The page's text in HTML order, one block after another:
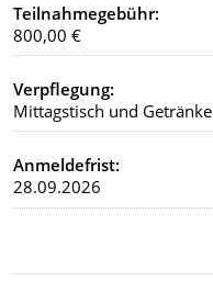
Teilnahmegebühr:
800,00 €
Verpflegung:
Mittagstisch und
Anmeldefrist:
28.09.2026